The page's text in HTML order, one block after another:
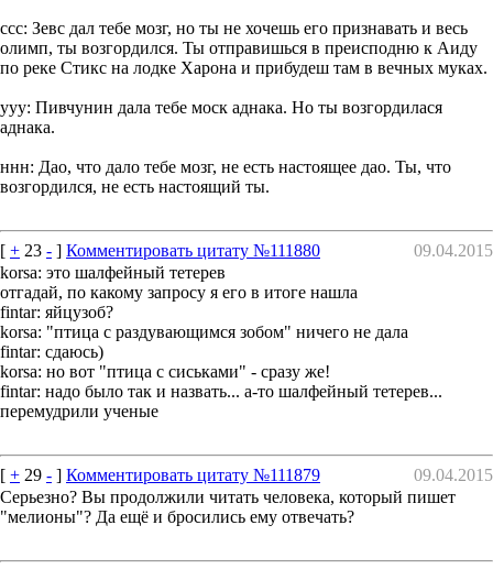
ccc: Зевс дал тебе мозг, но ты не хочешь его признавать и весь
олимп, ты возгордился. Ты отправишься в преисподню к Аиду
по реке Стикс на лодке Харона и прибудеш там в вечных муках.
yyy: Пивчунин дала тебе моск аднака. Но ты возгордилася
аднака.
ннн: Дао, что дало тебе мозг, не есть настоящее дао. Ты, что
возгордился, не есть настоящий ты.
[ + 23 - ] Комментировать цитату №111880
09.04.2015
korsa: это шалфейный тетерев
отгадай, по какому запросу я его в итоге нашла
fintar: яйцузоб?
korsa: "птица с раздувающимся зобом" ничего не дала
fintar: сдаюсь)
korsa: но вот "птица с сиськами" - сразу же!
fintar: надо было так и назвать... а-то шалфейный тетерев...
перемудрили ученые
[ + 29 - ] Комментировать цитату №111879
09.04.2015
Серьезно? Вы продолжили читать человека, который пишет
"мелионы"? Да ещё и бросились ему отвечать?